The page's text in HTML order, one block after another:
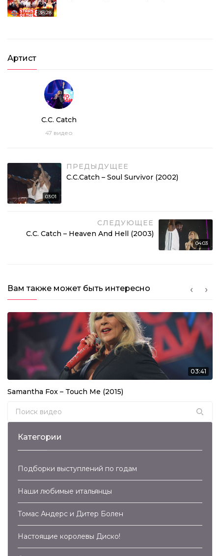
38:28
04:09
03:16
C.C.Catch – I Can Lose My Heart Tonight (2002)
C.C.Catch – Soul Survivor (2002)
C.C. Catch – Megamix (2003)
04:03
C.C.Catch – Heaven & Hell (2006)
Артист
C.C. Catch
47 видео
03:01
ПРЕДЫДУЩЕЕ
C.C.Catch – Soul Survivor (2002)
СЛЕДУЮЩЕЕ
C.C. Catch – Heaven And Hell (2003)
04:03
Вам также может быть интересно
03:41
Samantha Fox – Touch Me (2015)
Search for:
Категории
Подборки выступлений по годам
Наши любимые итальянцы
Томас Андерс и Дитер Болен
Настоящие королевы Диско!